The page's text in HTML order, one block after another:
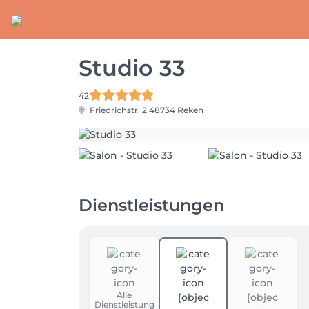
Studio 33
42
Friedrichstr. 2 48734 Reken
Dienstleistungen
Alle
Dienstleistung